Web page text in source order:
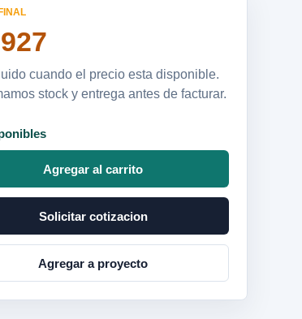
L14150
cuando el precio esta disponible.
stock y entrega antes de facturar.
Agregar al carrito
Solicitar cotizacion
Agregar a proyecto